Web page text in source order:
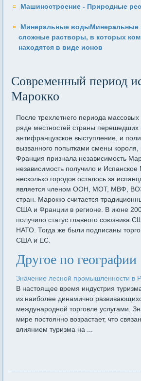
Машиностроение - Природные
Минеральные водыМинеральные
сложные растворы, в которых
находятся в виде ионов
Современный период
Марокко
После трехлетнего периода
ряде местностей страны перешедших
антифранцузское выступление, и
вызванного попытками смены короля,
Франция признала независимость
независимость получило и Испанское
несколько городов осталось за
является членом ООН, МОТ, МВФ,
стран. Марокко считается
США и Франции в регионе. В июне
получило статус главного союзника
НАТО. Тогда же были подписаны
США и ЕС.
Другое по географии
Значение лесной промышленности в
В настоящее время индустрия
из наиболее динамично
международной торговле услугами.
мире постоянно возрастает, что
влиянием туризма на ...